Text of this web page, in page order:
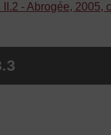
II.2 - Abrogée, 2005,